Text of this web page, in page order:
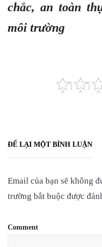
chắc, an toàn
môi trường
ĐỂ LẠI MỘT BÌNH LUẬN
Email của bạn sẽ không
trường bắt buộc được
Comment